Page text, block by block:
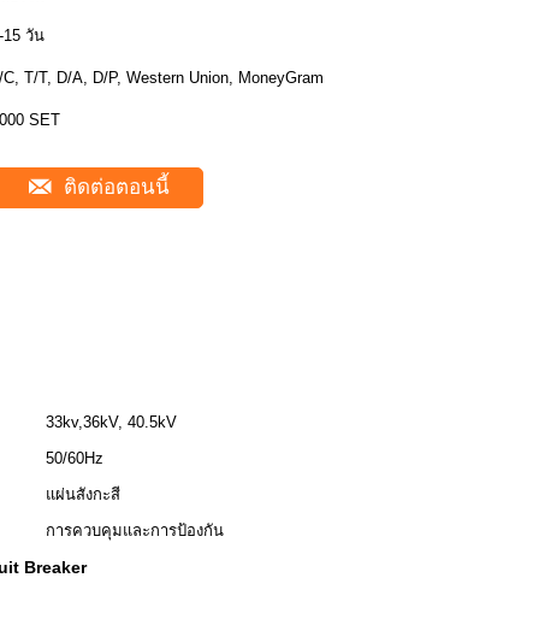
15 วัน
C, T/T, D/A, D/P, Western Union, MoneyGram
SET
ติดต่อตอนนี้
33kv,36kV, 40.5kV
50/60Hz
แผ่นสังกะสี
การควบคุมและการป้องกัน
Breaker